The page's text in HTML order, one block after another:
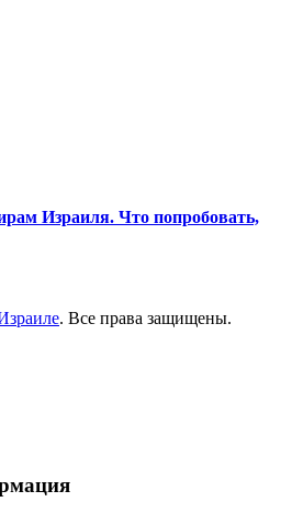
Израиля. Что попробовать,
. Все права защищены.